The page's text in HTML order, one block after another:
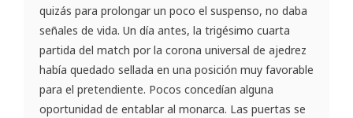
quizás para prolongar un poco el suspenso, no daba
señales de vida. Un día antes, la trigésimo cuarta
partida del match por la corona universal de ajedrez
había quedado sellada en una posición muy favorable
para el pretendiente. Pocos concedían alguna
oportunidad de entablar al monarca. Las puertas se